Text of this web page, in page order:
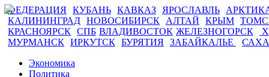
ФЕДЕРАЦИЯ КУБАНЬ КАВКАЗ ЯРОСЛАВЛЬ
КАЛИНИНГРАД НОВОСИБИРСК АЛТАЙ КРЫМ
КРАСНОЯРСК СПБ ВЛАДИВОСТОК ЖЕЛЕЗНОГОРСК
МУРМАНСК ИРКУТСК БУРЯТИЯ ЗАБАЙКАЛЬЕ САХА
Экономика
Политика